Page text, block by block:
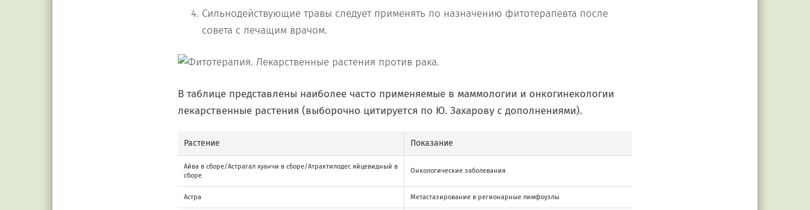
Сильнодействующие травы следует применять по назначению фитотерапевта после
совета с лечащим врачом.
В таблице представлены наиболее часто применяемые в маммологии и онкогинекологии
лекарственные растения (выборочно цитируется по Ю. Захарову с дополнениями).
Растение Показание
Айва в сборе/Астрагал хуанчи в сборе/Атрактилодес яйцевидный в
сборе
Онкологические заболевания
Астра Метастазирование в регионарные лимфоузлы